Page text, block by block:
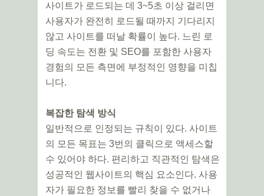
사이트가 로드되는 데 3~5초 이상 걸리면
사용자가 완전히 로드될 때까지 기다리지
않고 사이트를 떠날 확률이 높다. 느린 로
딩 속도는 전환 및 SEO를 포함한 사용자
경험의 모든 측면에 부정적인 영향을 미칩
니다.
복잡한 탐색 방식
일반적으로 인정되는 규칙이 있다. 사이트
의 모든 목표는 3번의 클릭으로 액세스할
수 있어야 하다. 편리하고 직관적인 탐색은
성공적인 웹사이트의 핵심 요소인다. 사용
자가 필요한 정보를 빨리 찾을 수 없거나